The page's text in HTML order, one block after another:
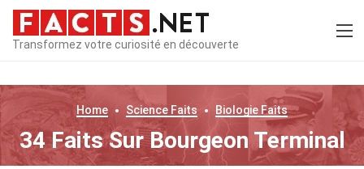
Transformez votre curiosité en découverte
Home Science Faits Biologie Faits
34 Faits Sur Bourgeon Terminal